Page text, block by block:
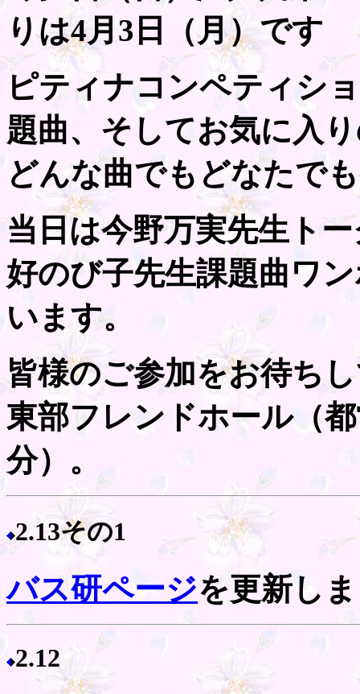
りは4月3日（月）です
ピティナコンペティシ
題曲、そしてお気に入
どんな曲でもどなたで
当日は今野万実先生ト
好のび子先生課題曲ワ
います。
皆様のご参加をお待ち
東部フレンドホール（
分）。
2.13その1
バス研ページを更新し
2.12